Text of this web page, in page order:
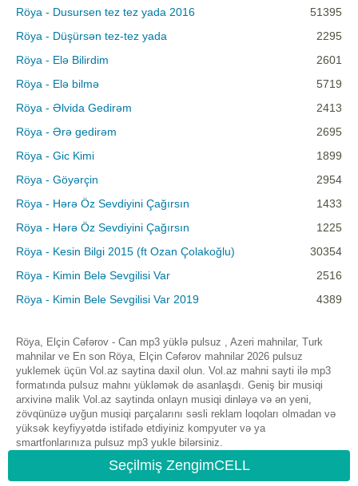
Röya - Dusursen tez tez yada 2016
51395
Röya - Düşürsən tez-tez yada
2295
Röya - Elə Bilirdim
2601
Röya - Elə bilmə
5719
Röya - Əlvida Gedirəm
2413
Röya - Ərə gedirəm
2695
Röya - Gic Kimi
1899
Röya - Göyərçin
2954
Röya - Hərə Öz Sevdiyini Çağırsın
1433
Röya - Hərə Öz Sevdiyini Çağırsın
1225
Röya - Kesin Bilgi 2015 (ft Ozan Çolakoğlu)
30354
Röya - Kimin Belə Sevgilisi Var
2516
Röya - Kimin Bele Sevgilisi Var 2019
4389
Röya, Elçin Cəfərov - Can mp3 yüklə pulsuz , Azeri mahnilar, Turk
mahnilar ve En son Röya, Elçin Cəfərov mahnilar 2026 pulsuz
yuklemek üçün Vol.az saytina daxil olun. Vol.az mahni sayti ilə mp3
formatında pulsuz mahnı yükləmək də asanlaşdı. Geniş bir musiqi
arxivinə malik Vol.az saytinda onlayn musiqi dinləyə və ən yeni,
zövqünüzə uyğun musiqi parçalarını səsli reklam loqoları olmadan və
yüksək keyfiyyətdə istifadə etdiyiniz kompyuter və ya
smartfonlarınıza pulsuz mp3 yukle bilərsiniz.
Seçilmiş ZengimCELL